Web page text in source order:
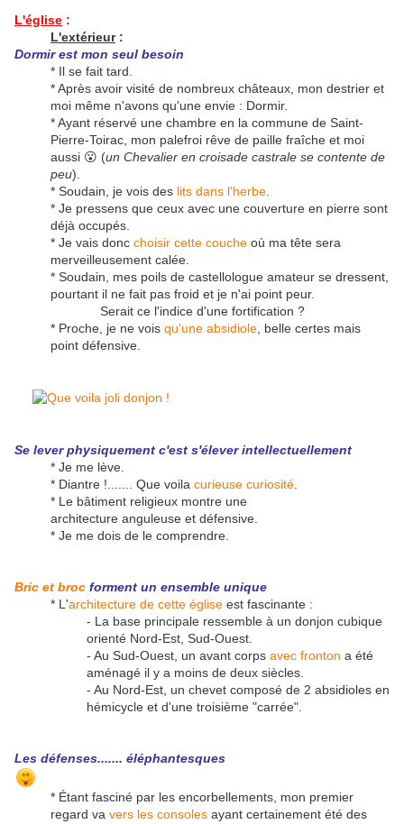
L'église :
L'extérieur:
Dormir est mon seul besoin
* Il se fait tard.
* Après avoir visité de nombreux châteaux, mon destrier et
moi même n'avons qu'une envie : Dormir.
* Ayant réservé une chambre en la commune de Saint-
Pierre-Toirac, mon palefroi rêve de paille fraîche et moi
aussi 😮 (un Chevalier en croisade castrale se contente de
peu).
* Soudain, je vois des lits dans l'herbe
* Je pressens que ceux avec une couverture en pierre sont
déjà occupés.
* Je vais donc choisir cette couche où ma tête sera
merveilleusement calée.
* Soudain, mes poils de castellologue amateur se dressent,
pourtant il ne fait pas froid et je n'ai point peur.
Serait ce l'indice d'une fortification ?
* Proche, je ne vois qu'une absidiole , belle certes mais
point défensive.
Se lever physiquement c'est s'élever intellectuellement
* Je me lève.
* Diantre !....... Que voila curieuse curiosité
* Le bâtiment religieux montre une
architecture anguleuse et défensive.
* Je me dois de le comprendre.
Bric et broc forment un ensemble unique
* L'architecture de cette église est fascinante :
- La base principale ressemble à un donjon cubique
orienté Nord-Est, Sud-Ouest.
- Au Sud-Ouest, un avant corps avec fronton a été
aménagé il y a moins de deux siècles.
- Au Nord-Est, un chevet composé de 2 absidioles en
hémicycle et d'une troisième "carrée".
Les défenses....... éléphantesques
* Étant fasciné par les encorbellements, mon premier
regard va vers les consoles ayant certainement été des